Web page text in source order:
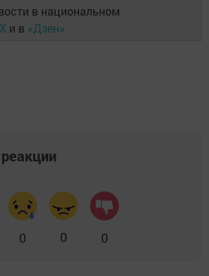
в национальном
и в «Дзен»
0 0 0